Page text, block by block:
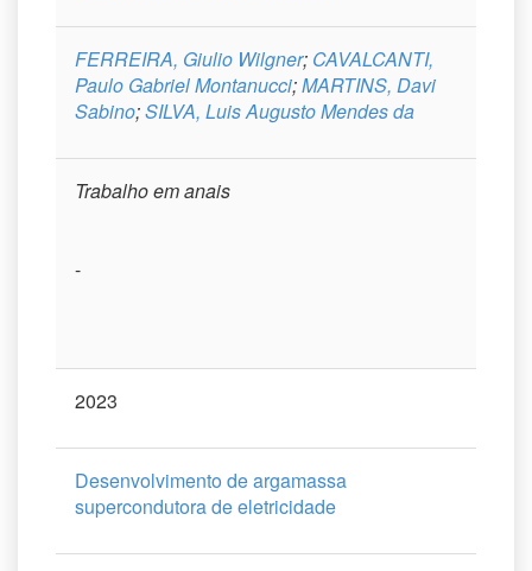
FERREIRA, Giulio Wilgner; CAVALCANTI,
Paulo Gabriel Montanucci;MARTINS, Davi
Sabino;SILVA, Luis Augusto Mendes da
Trabalho em anais
-
2023
Desenvolvimento de argamassa
supercondutora de eletricidade